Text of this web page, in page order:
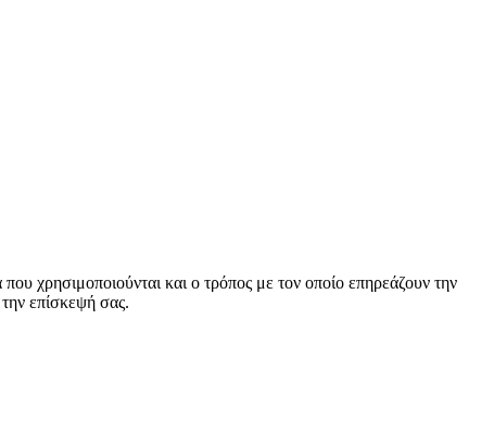
χρησιμοποιούνται και ο τρόπος με τον οποίο επηρεάζουν την
επίσκεψή σας.